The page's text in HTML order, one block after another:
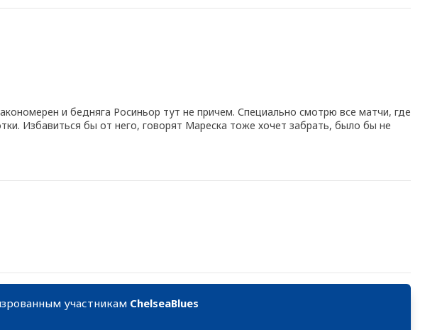
и бедняга Росиньор тут не причем. Специально смотрю все матчи, где
Избавиться бы от него, говорят Мареска тоже хочет забрать, было бы не
участникам ChelseaBlues